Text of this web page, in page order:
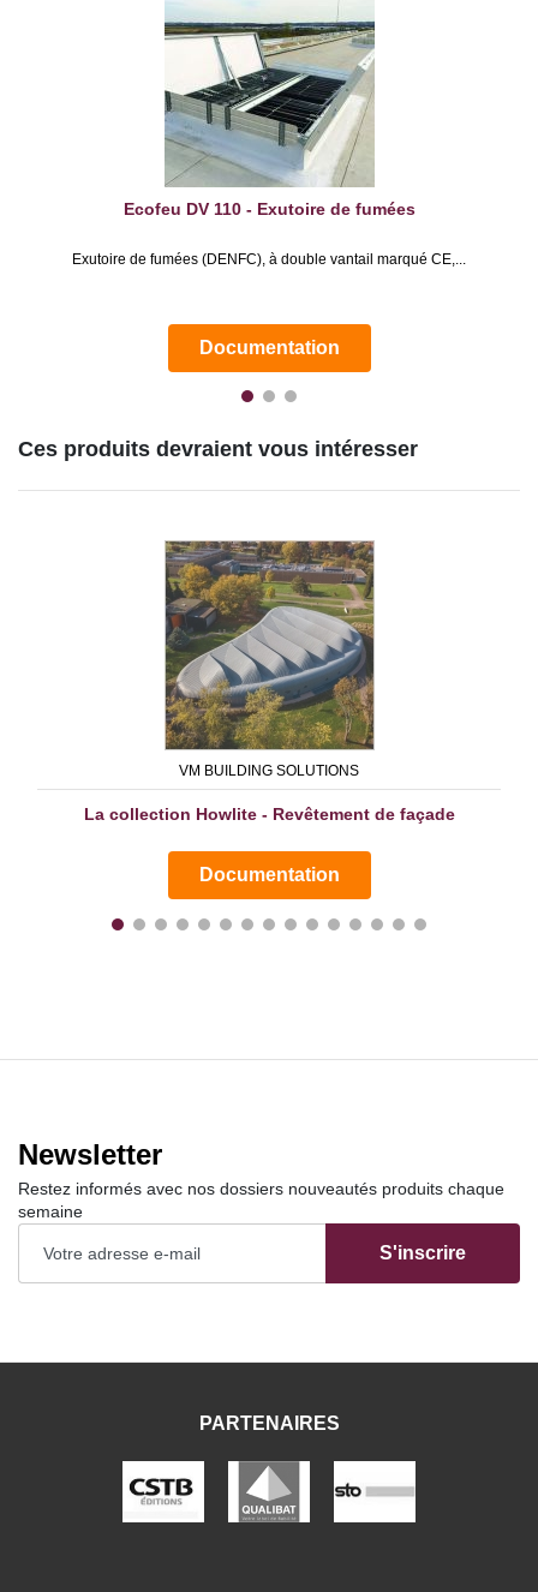
Ecofeu DV 110 - Exutoire de fumées
Exutoire de fumées (DENFC), à double vantail marqué CE,...
Documentation
Ces produits devraient vous intéresser
VM BUILDING SOLUTIONS
La collection Howlite - Revêtement de façade
Documentation
Newsletter
Restez informés avec nos dossiers nouveautés produits chaque
semaine
S'inscrire
PARTENAIRES